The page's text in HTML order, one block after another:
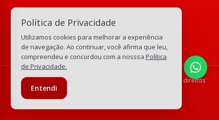
Comunidade WhatsApp
133.195.219visitas
© Copyright 2008-2026 Paulo Marques Notícias - Todos os direitos
Política de Privacidade
Utilizamos cookies para melhorar a experiência
de navegação. Ao continuar, você afirma que leu,
compreendeu e concordou com a nosssa Política
de Privacidade.
Entendi